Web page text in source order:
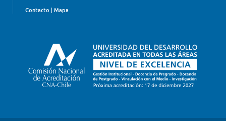
Contacto | Mapa